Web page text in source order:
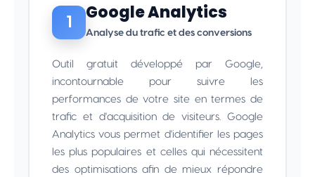
1 Google Analytics
Analyse du trafic et des conversions
Outil gratuit développé par Google,
incontournable pour suivre les
performances de votre site en termes de
trafic et d'acquisition de visiteurs. Google
Analytics vous permet d'identifier les pages
les plus populaires et celles qui nécessitent
des optimisations afin de mieux répondre